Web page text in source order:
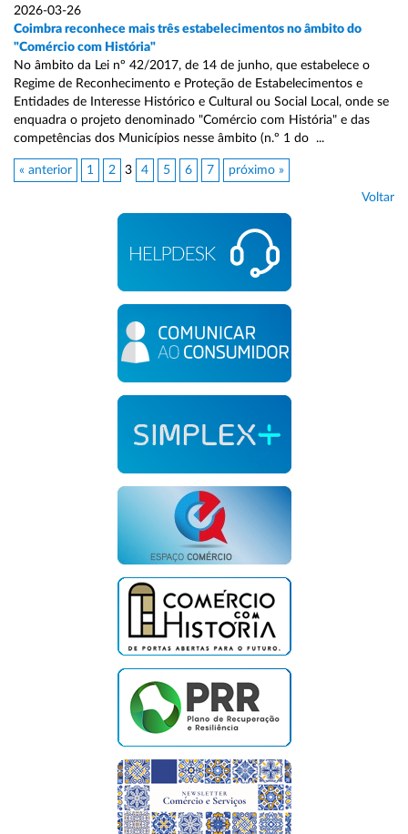
2026-03-26
Coimbra reconhece mais três estabelecimentos no âmbito do
"Comércio com História"
No âmbito da Lei nº 42/2017, de 14 de junho, que estabelece o
Regime de Reconhecimento e Proteção de Estabelecimentos e
Entidades de Interesse Histórico e Cultural ou Social Local, onde se
enquadra o projeto denominado "Comércio com História" e das
competências dos Municípios nesse âmbito (n.º 1 do ...
« anterior 1 2 3 4 5 6 7 próximo »
Voltar